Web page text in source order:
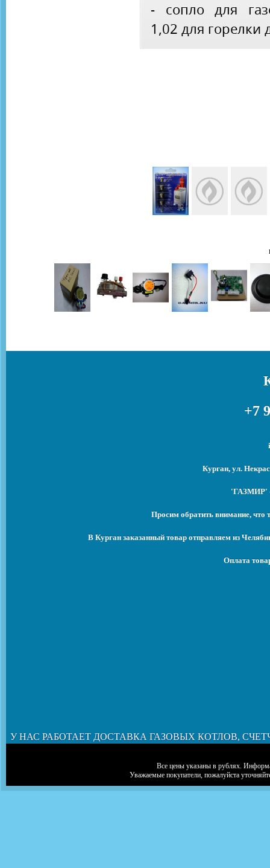
- сопло для
1,02 для горелки
+7
Курган, ул.
'ГАЗМИР' -
Просим обратить внимание, что
В Курган заказанный товар отправляем из
Оплата
У НАС РАБОТАЕТ ДОСТАВКА ГАЗОВЫХ КОТЛОВ,
Все цены указаны в рублях.
Уважаемые покупатели, пожалуйста